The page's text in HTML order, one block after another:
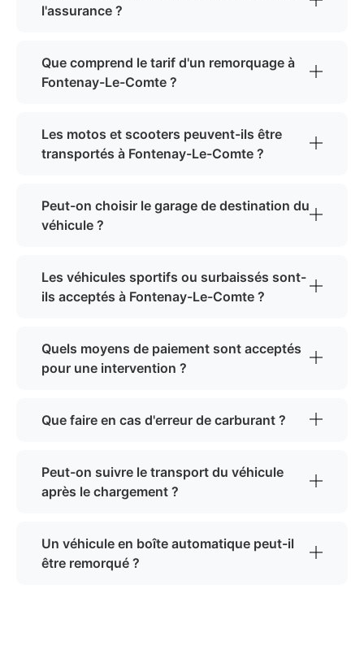
l'assurance ?
Que comprend le tarif d'un remorquage à
Fontenay-Le-Comte ?
Les motos et scooters peuvent-ils être
transportés à Fontenay-Le-Comte ?
Peut-on choisir le garage de destination du
véhicule ?
Les véhicules sportifs ou surbaissés sont-
ils acceptés à Fontenay-Le-Comte ?
Quels moyens de paiement sont acceptés
pour une intervention ?
Que faire en cas d'erreur de carburant ?
Peut-on suivre le transport du véhicule
après le chargement ?
Un véhicule en boîte automatique peut-il
être remorqué ?